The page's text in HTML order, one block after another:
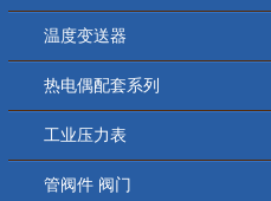
温度变送器
热电偶配套系列
工业压力表
管阀件 阀门